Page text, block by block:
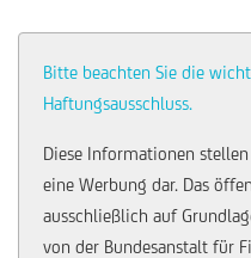
Bitte beachten Sie die
Haftungsausschluss.
Diese Informationen
eine Werbung dar. Das
ausschließlich auf
von der Bundesanstalt für